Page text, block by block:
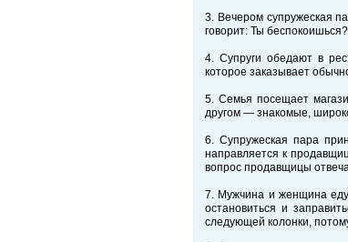
3. Вечером супружеская
говорит: Ты
4. Супруги обедают в
которое заказывает
5. Семья посещает
другом — знакомые,
6. Супружеская пара
направляется к
вопрос продавщицы
7. Мужчина и женщина
остановиться и
следующей колонки,